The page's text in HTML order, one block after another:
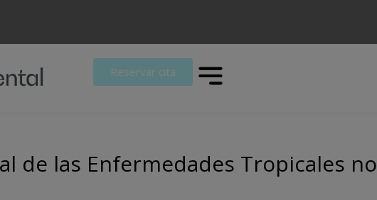
Reservar cita
de las Enfermedades Tropicales no